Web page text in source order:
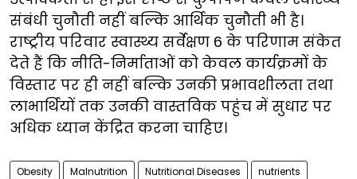
संबंधी चुनौती नहीं बल्कि आर्थिक चुनौती भी है।
राष्ट्रीय परिवार स्वास्थ्य सर्वेक्षण 6 के परिणाम संकेत
देते हैं कि नीति-निर्माताओं को केवल कार्यक्रमों के
विस्तार पर ही नहीं बल्कि उनकी प्रभावशीलता तथा
लाभार्थियों तक उनकी वास्तविक पहुंंच में सुधार पर
अधिक ध्यान केंद्रित करना चाहिए।
Obesity Malnutrition Nutritional Diseases nutrients